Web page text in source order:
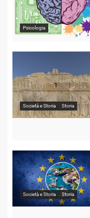
Psicologia
Società e Storia Storia
Società e Storia Storia